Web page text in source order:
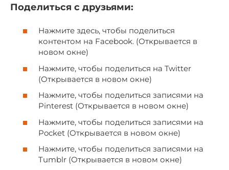
Поделиться c друзьями:
Нажмите здесь, чтобы поделиться
контентом на Facebook. (Открывается в
новом окне)
Нажмите, чтобы поделиться на Twitter
(Открывается в новом окне)
Нажмите, чтобы поделиться записями на
Pinterest (Открывается в новом окне)
Нажмите, чтобы поделиться записями на
Pocket (Открывается в новом окне)
Нажмите, чтобы поделиться записями на
Tumblr (Открывается в новом окне)